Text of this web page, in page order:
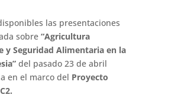
las presentaciones
sobre “Agricultura
y Seguridad Alimentaria en la
del pasado 23 de abril
en el marco del Proyecto